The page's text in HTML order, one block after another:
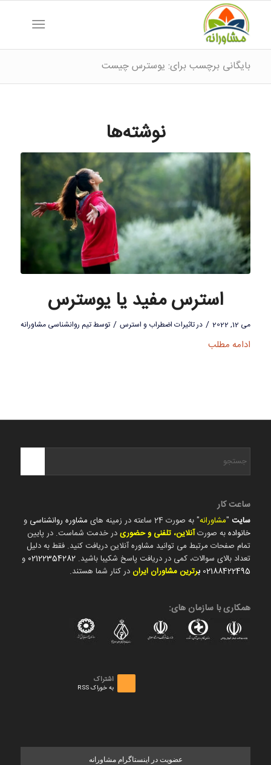
بایگانی برچسب برای: یوسترس چیست
نوشته‌ها
استرس مفید یا یوسترس
می 12, 2022 / درتاثیرات اضطراب و استرس / توسطتیم روانشناسی مشاورانه
ادامه مطلب
ساعت کار
سایت"مشاورانه" به صورت 24 ساعته در زمینه های مشاوره روانشناسی و
خانوادهبه صورتآنلاین، تلفنی و حضوریدر خدمت شماست. در پایین
تمام صفحات مرتبط می توانید مشاوره آنلاین دریافت کنید. فقط به دلیل
تعداد بالای سوالات، کمی در دریافت پاسخ شکیبا باشید. 02122354282 و
02188422495 برترین مشاوران ایراندر کنار شما هستند.
همکاری با سازمان های:
اشتراک
به خوراک RSS
عضویت در اینستاگرام مشاورانه